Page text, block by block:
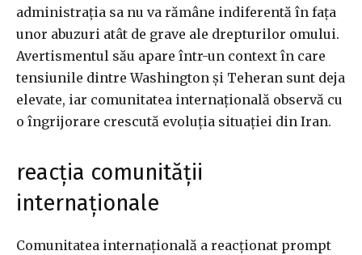
administrația sa nu va rămâne indiferentă în fața
unor abuzuri atât de grave ale drepturilor omului.
Avertismentul său apare într-un context în care
tensiunile dintre Washington și Teheran sunt deja
elevate, iar comunitatea internațională observă cu
o îngrijorare crescută evoluția situației din Iran.
reacția comunității
internaționale
Comunitatea internațională a reacționat prompt